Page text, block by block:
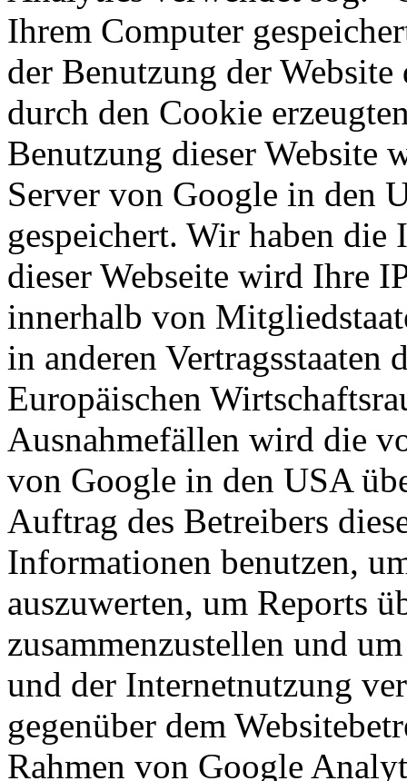
Ihrem Computer
der Benutzung der
durch den Cookie
Benutzung dieser Website
Server von Google in den
gespeichert. Wir haben
dieser Webseite wird Ihre
innerhalb von
in anderen Vertragsstaaten
Europäischen
Ausnahmefällen wird die
von Google in den USA
Auftrag des Betreibers
Informationen benutzen,
auszuwerten, um Reports
zusammenzustellen und
und der Internetnutzung
gegenüber dem
Rahmen von Google